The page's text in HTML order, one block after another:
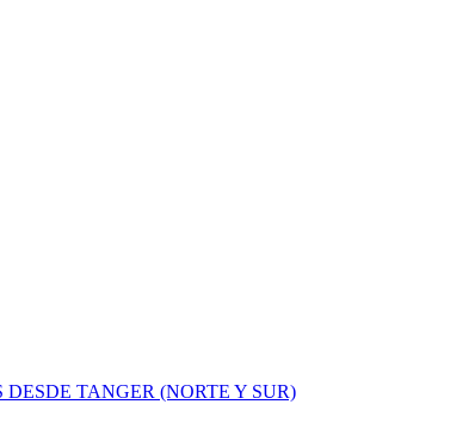
TANGER (NORTE Y SUR)